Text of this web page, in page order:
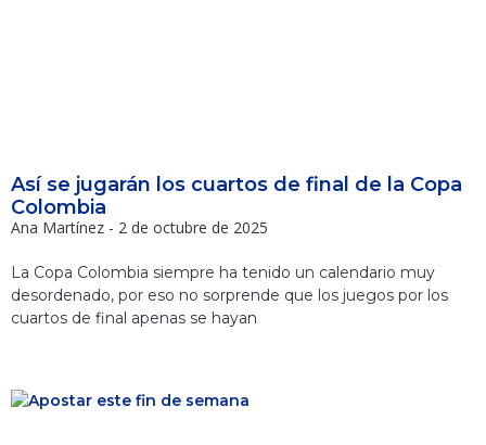
Así se jugarán los cuartos de final de la Copa
Colombia
Ana Martínez 2 de octubre de 2025
La Copa Colombia siempre ha tenido un calendario muy
desordenado, por eso no sorprende que los juegos por los
cuartos de final apenas se hayan